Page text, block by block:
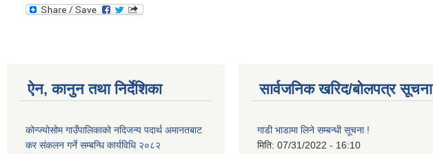
ऐन, कानुन तथा निर्देशिका
कोन्ज्योसोम गाउँपालिकाको नदिजन्य पदार्थ अमानतबाट
कर संकलन गर्ने सम्बन्धि कार्यविधि २०८२
सार्वजनिक खरिद/बोलपत्र सूचना
गाडी भाडामा लिने सम्बन्धी सूचना !
मिति: 07/31/2022 - 16:10